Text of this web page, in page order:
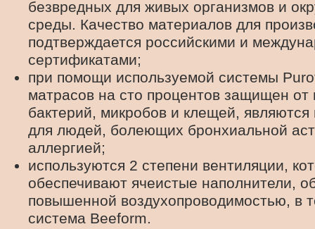
безвредных для живых организмов и
среды. Качество материалов для
подтверждается российскими и
сертификатами;
при помощи используемой системы
матрасов на сто процентов защищен от
бактерий, микробов и клещей,
для людей, болеющих бронхиальной
аллергией;
используются 2 степени вентиляции,
обеспечивают ячеистые наполнители,
повышенной воздухопроводимостью, в
система Beeform.